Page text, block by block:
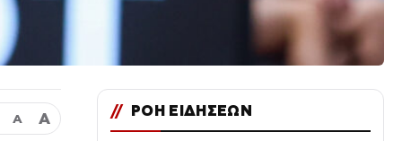
Α Α // ΡΟΗ ΕΙΔΗΣΕΩΝ